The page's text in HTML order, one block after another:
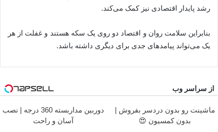
رشد پایدار اقتصادی نیز کمک می‌کند.
بنابراین سلامت روان و اقتصاد دو روی یک سکه هستند و غفلت از هر
یک می‌تواند پیامدهای جدی برای دیگری داشته باشد.
از سراسر وب
ماشینت رو بدون دردسر بفروش |
بدون کمسیون 😍
دوربین مداربسته 360 درجه | نصب
آسان و راحت